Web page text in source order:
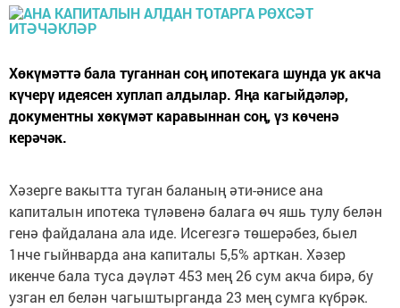
Хөкүмәттә бала туганнан соң ипотекага шунда ук акча
күчерү идеясен хуплап алдылар. Яңа кагыйдәләр,
документны хөкүмәт каравыннан соң, үз көченә
керәчәк.
Хәзерге вакытта туган баланың әти-әнисе ана
капиталын ипотека түләвенә балага өч яшь тулу белән
генә файдалана ала иде. Исегезгә төшерәбез, быел
1нче гыйнварда ана капиталы 5,5% арткан. Хәзер
икенче бала туса дәүләт 453 мең 26 сум акча бирә, бу
узган ел белән чагыштырганда 23 мең сумга күбрәк.